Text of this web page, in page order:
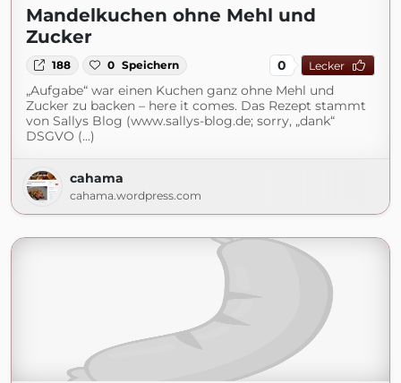
Mandelkuchen ohne Mehl und
Zucker
188 0 Speichern 0 Lecker
„Aufgabe“ war einen Kuchen ganz ohne Mehl und
Zucker zu backen – here it comes. Das Rezept stammt
von Sallys Blog (www.sallys-blog.de; sorry, „dank“
DSGVO (...)
cahama
cahama.wordpress.com